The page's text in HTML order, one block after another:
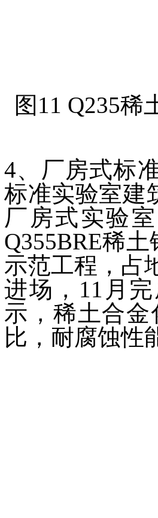
图11 Q235
4、厂房式标
标准实验室建
厂房式实验
Q355BRE稀
示范工程，占
进场，11月
示，稀土合金
比，耐腐蚀性